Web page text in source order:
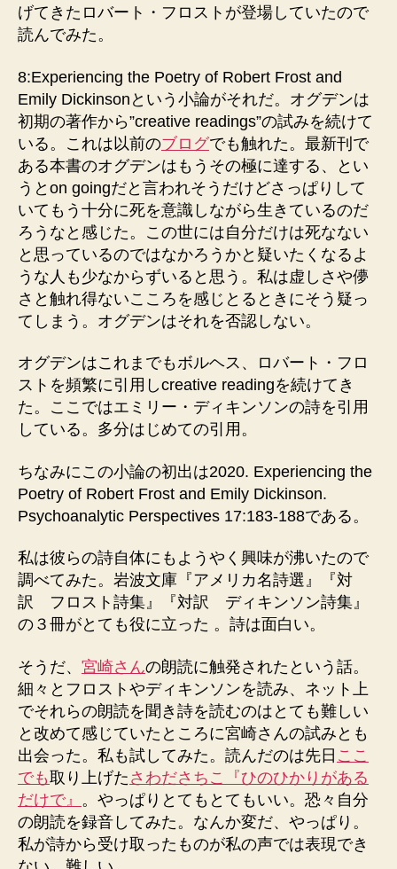
げてきたロバート・フロストが登場していたので
読んでみた。
8:Experiencing the Poetry of Robert Frost and
Emily Dickinsonという小論がそれだ。オグデンは
初期の著作から”creative readings”の試みを続けて
いる。これは以前のブログでも触れた。最新刊で
ある本書のオグデンはもうその極に達する、とい
うとon goingだと言われそうだけどさっぱりして
いてもう十分に死を意識しながら生きているのだ
ろうなと感じた。この世には自分だけは死なない
と思っているのではなかろうかと疑いたくなるよ
うな人も少なからずいると思う。私は虚しさや儚
さと触れ得ないこころを感じとるときにそう疑っ
てしまう。オグデンはそれを否認しない。
オグデンはこれまでもボルヘス、ロバート・フロ
ストを頻繁に引用しcreative readingを続けてき
た。ここではエミリー・ディキンソンの詩を引用
している。多分はじめての引用。
ちなみにこの小論の初出は2020. Experiencing the
Poetry of Robert Frost and Emily Dickinson.
Psychoanalytic Perspectives 17:183-188である。
私は彼らの詩自体にもようやく興味が沸いたので
調べてみた。岩波文庫『アメリカ名詩選』『対
訳 フロスト詩集』『対訳 ディキンソン詩集』
の３冊がとても役に立った 。詩は面白い。
そうだ、 宮崎さんの朗読に触発されたという話。
細々とフロストやディキンソンを読み、ネット上
でそれらの朗読を聞き詩を読むのはとても難しい
と改めて感じていたところに宮崎さんの試みとも
出会った。私も試してみた。読んだのは先日 ここ
でも取り上げた さわださちこ『ひのひかりがある
だけで』 。やっぱりとてもとてもいい。恐々自分
の朗読を録音してみた。なんか変だ、やっぱり。
私が詩から受け取ったものが私の声では表現でき